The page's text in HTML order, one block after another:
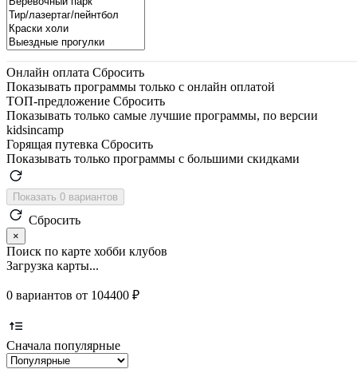
Онлайн оплата Сбросить
Показывать программы только с онлайн оплатой
ТОП-предложение Сбросить
Показывать только самые лучшие программы, по версии
kidsincamp
Горящая путевка Сбросить
Показывать только программы с большими скидками
Показать 0 вариантов
Сбросить
×
Поиск по карте хобби клубов
Загрузка карты...
0 вариантов от 104400 ₽
Сначала популярные